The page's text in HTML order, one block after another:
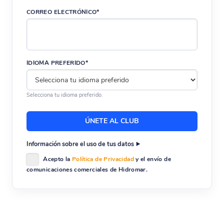
CORREO ELECTRÓNICO*
IDIOMA PREFERIDO*
Selecciona tu idioma preferido.
Información sobre el uso de tus datos
Acepto la Política de Privacidady el envío de
comunicaciones comerciales de Hidromar.